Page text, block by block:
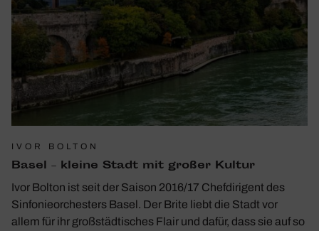
IVOR BOLTON
Basel – kleine Stadt mit großer Kultur
Ivor Bolton ist seit der Saison 2016/17 Chefdirigent des
Sinfonieorchesters Basel. Der Brite liebt die Stadt vor
allem für ihr großstädtisches Flair und dafür, dass sie auf so